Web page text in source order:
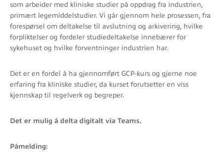
som arbeider med kliniske studier på oppdrag fra industrien,
primært legemiddelstudier. Vi går gjennom hele prosessen, fra
forespørsel om deltakelse til avslutning og arkivering, hvilke
forpliktelser og fordeler studiedeltakelse innebærer for
sykehuset og hvilke forventninger industrien har.
Det er en fordel å ha gjennomført GCP-kurs og gjerne noe
erfaring fra kliniske studier, da kurset forutsetter en viss
kjennskap til regelverk og begreper.
Det er mulig å delta digitalt via Teams.
Påmelding: